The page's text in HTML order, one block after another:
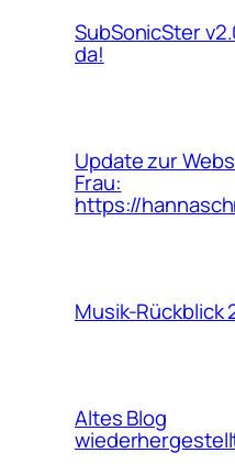
SubSonicSter
da!
Update zur
Frau:
https://
Musik-Rückblick
Altes Blog